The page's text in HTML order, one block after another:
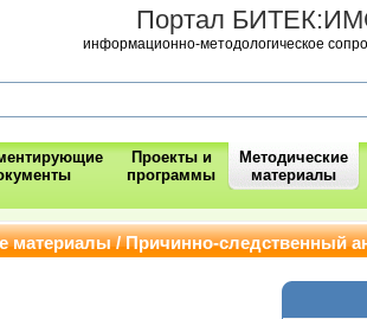
Портал
информационно-методологическое
Проекты и
программы
Методические
материалы
материалы / Причинно-следственный